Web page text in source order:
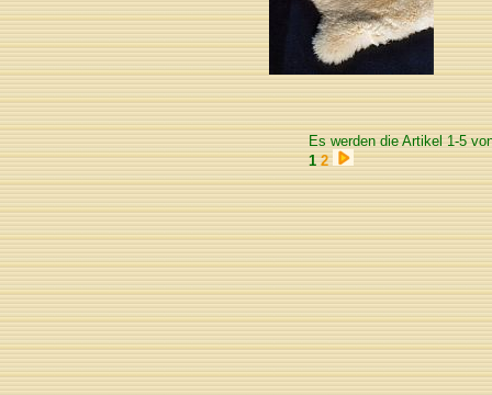
Es werden die Artikel 1-5
1 2